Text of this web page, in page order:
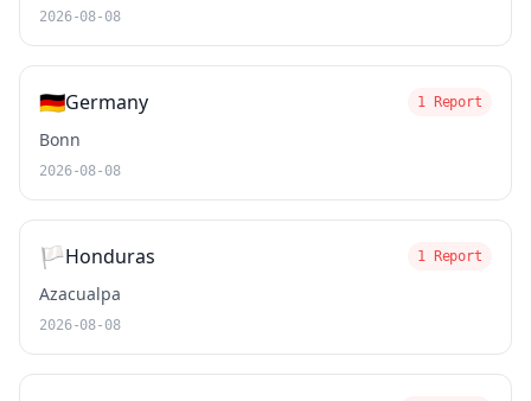
2026-08-08
🇩🇪Germany 1 Report
Bonn
2026-08-08
🏳️Honduras 1 Report
Azacualpa
2026-08-08